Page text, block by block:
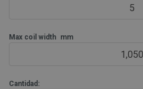
5
Max coil width mm
1,050
Cantidad: